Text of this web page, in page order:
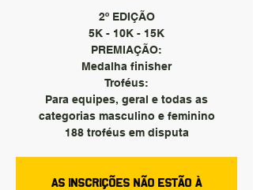
2º EDIÇÃO
5K - 10K - 15K
PREMIAÇÃO:
Medalha finisher
Troféus:
Para equipes, geral e todas as
categorias masculino e feminino
188 troféus em disputa
As inscrições não estão à